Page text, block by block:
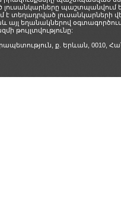
լուսանկարները
է տեղադրված
այլ եղանակներով
թույլտվությունը:
ք. Երևան, 0010,